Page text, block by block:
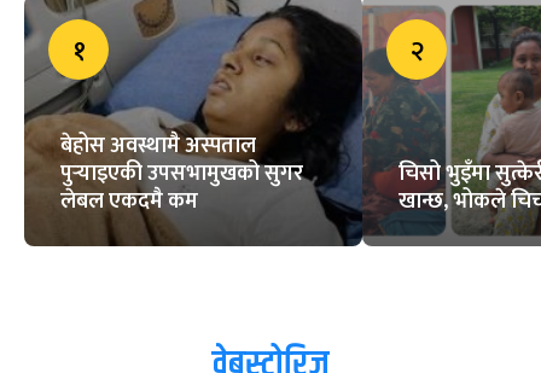
१
बेहोस अवस्थामै अस्पताल
पुर्‍याइएकी उपसभामुखको सुगर
लेबल एकदमै कम
२
चिसो भुइँमा
खान्छ, भोकले